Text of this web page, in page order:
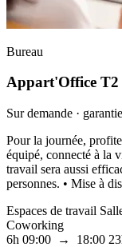
Bureau
Appart'Office T2
Sur demande · garantie
Pour la journée,
équipé, connecté à la
travail sera aussi
personnes. • Mise à
Espaces de travail
Coworking
6h 09:00 → 18:00